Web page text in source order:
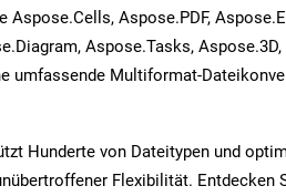
Aspose.Cells, Aspose.PDF,
Aspose.Tasks,
umfassende Multiformat-
Hunderte von Dateitypen und
Flexibilität. Entdecken